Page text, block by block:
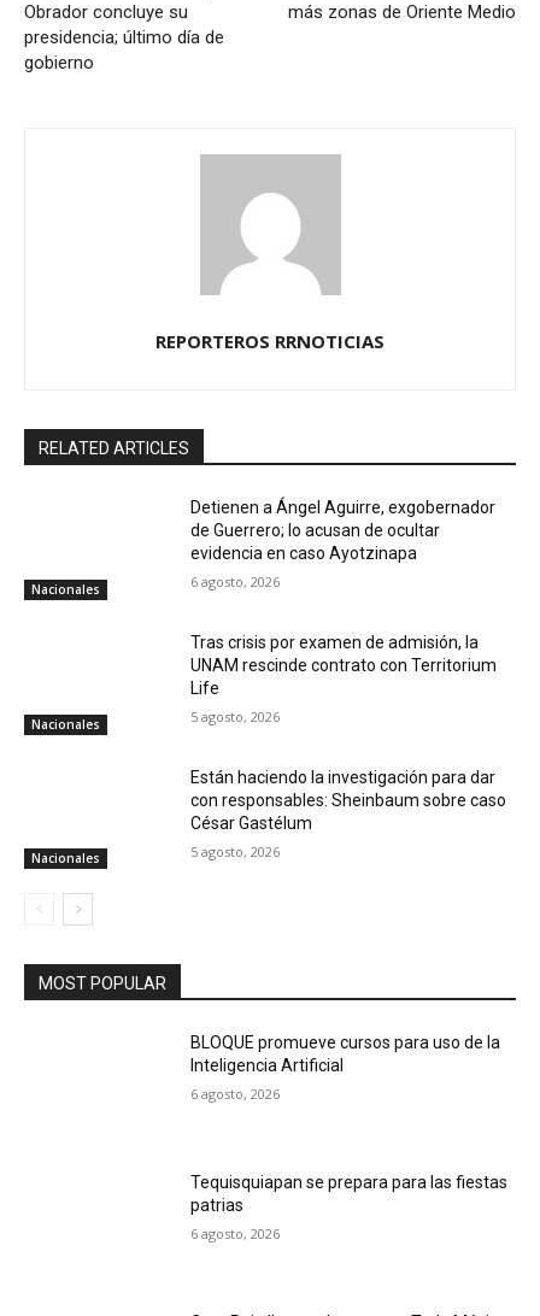
Obrador concluye su
presidencia; último día de
gobierno
más zonas de Oriente Medio
REPORTEROS RRNOTICIAS
RELATED ARTICLES
Nacionales
Detienen a Ángel Aguirre, exgobernador
de Guerrero; lo acusan de ocultar
evidencia en caso Ayotzinapa
6 agosto, 2026
Nacionales
Tras crisis por examen de admisión, la
UNAM rescinde contrato con Territorium
Life
5 agosto, 2026
Nacionales
Están haciendo la investigación para dar
con responsables: Sheinbaum sobre caso
César Gastélum
5 agosto, 2026
MOST POPULAR
BLOQUE promueve cursos para uso de la
Inteligencia Artificial
6 agosto, 2026
Tequisquiapan se prepara para las fiestas
patrias
6 agosto, 2026